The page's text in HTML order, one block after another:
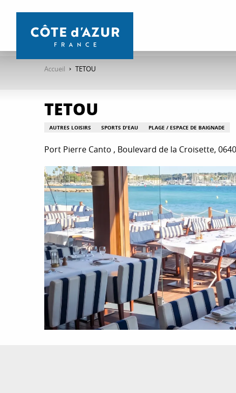
contenu
Accueil TETOU
TETOU
AUTRES LOISIRS SPORTS D'EAU PLAGE / ESPACE DE BAIGNADE
Port Pierre Canto , Boulevard de la Croisette,